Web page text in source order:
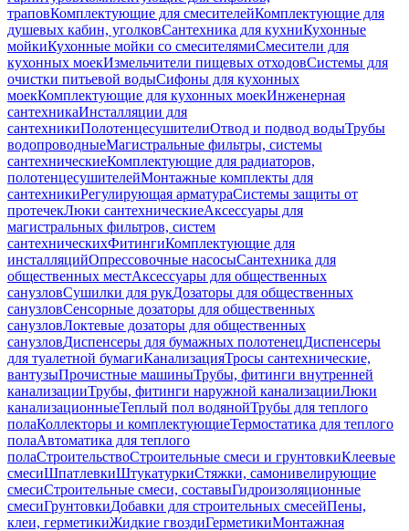
траповКомплектующие для смесителейКомплектующие для
душевых кабин, уголковСантехника для кухниКухонные
мойкиКухонные мойки со смесителямиСмесители для
кухонных моекИзмельчители пищевых отходовСистемы для
очистки питьевой водыСифоны для кухонных
моекКомплектующие для кухонных моекИнженерная
сантехникаИнсталляции для
сантехникиПолотенцесушителиОтвод и подвод водыТрубы
водопроводныеМагистральные фильтры, системы
сантехническиеКомплектующие для радиаторов,
полотенцесушителейМонтажные комплекты для
сантехникиРегулирующая арматураСистемы защиты от
протечекЛюки сантехническиеАксессуары для
магистральных фильтров, систем
сантехническихФитингиКомплектующие для
инсталляцийОпрессовочные насосыСантехника для
общественных местАксессуары для общественных
санузловСушилки для рукДозаторы для общественных
санузловСенсорные дозаторы для общественных
санузловЛоктевые дозаторы для общественных
санузловДиспенсеры для бумажных полотенецДиспенсеры
для туалетной бумагиКанализацияТросы сантехнические,
вантузыПрочистные машиныТрубы, фитинги внутренней
канализацииТрубы, фитинги наружной канализацииЛюки
канализационныеТеплый пол водянойТрубы для теплого
полаКоллекторы и комплектующиеТермостатика для теплого
полаАвтоматика для теплого
полаСтроительствоСтроительные смеси и грунтовкиКлеевые
смесиШпатлевкиШтукатуркиСтяжки, самонивелирующие
смесиСтроительные смеси, составыГидроизоляционные
смесиГрунтовкиДобавки для строительных смесейПены,
клеи, герметикиЖидкие гвоздиГерметикиМонтажная